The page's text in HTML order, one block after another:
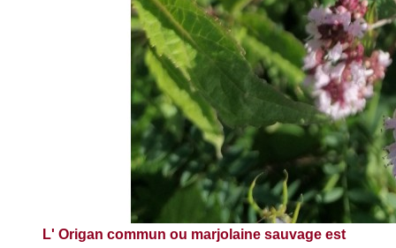
L' Origan commun ou marjolaine sauvage est